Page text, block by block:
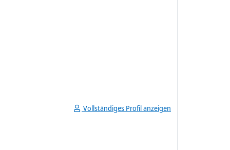
Vollständiges Profil anzeigen